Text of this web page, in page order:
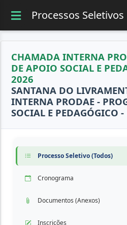
Processos Seletivos
CHAMADA INTERNA
DE APOIO SOCIAL E
2026
SANTANA DO
INTERNA PRODAE -
SOCIAL E PEDAGÓGICO
Processo Seletivo (Todos)
Cronograma
Documentos (Anexos)
Inscrições